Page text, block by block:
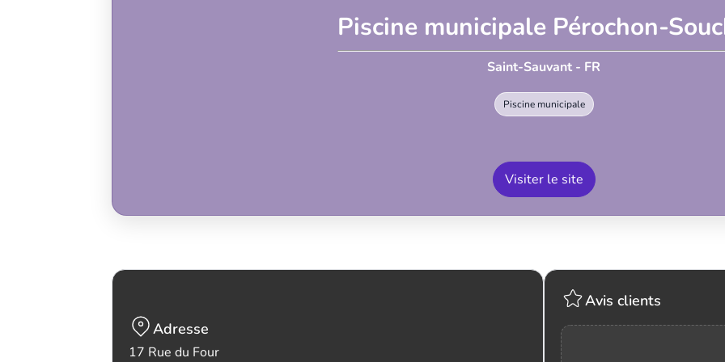
Piscine municipale Pérochon-
Saint-Sauvant - FR
Piscine municipale
Visiter le site
Adresse
17 Rue du Four
Avis clients